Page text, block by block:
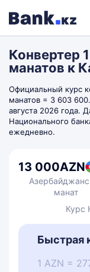
Конвертер
манатов к
Официальный курс
манатов = 3 603
августа 2026 года.
Национального
ежедневно.
13 000AZN
манат
Курс
Быстрая
1 AZN =